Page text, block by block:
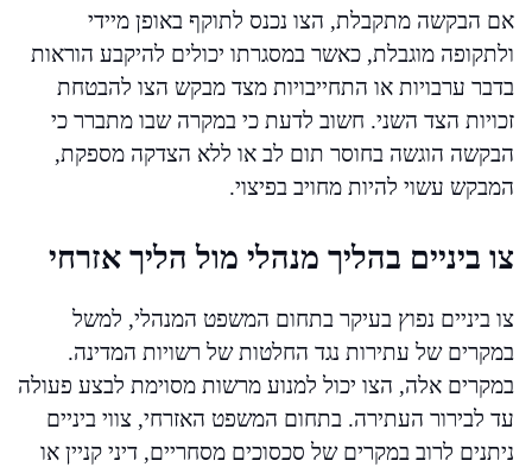
אם הבקשה מתקבלת, הצו נכנס לתוקף באופן מיידי
ולתקופה מוגבלת, כאשר במסגרתו יכולים להיקבע הוראות
בדבר ערבויות או התחייבויות מצד מבקש הצו להבטחת
זכויות הצד השני. חשוב לדעת כי במקרה שבו מתברר כי
הבקשה הוגשה בחוסר תום לב או ללא הצדקה מספקת,
המבקש עשוי להיות מחויב בפיצוי.
צו ביניים בהליך מנהלי מול הליך אזרחי
צו ביניים נפוץ בעיקר בתחום המשפט המנהלי, למשל
במקרים של עתירות נגד החלטות של רשויות המדינה.
במקרים אלה, הצו יכול למנוע מרשות מסוימת לבצע פעולה
עד לבירור העתירה. בתחום המשפט האזרחי, צווי ביניים
ניתנים לרוב במקרים של סכסוכים מסחריים, דיני קניין או